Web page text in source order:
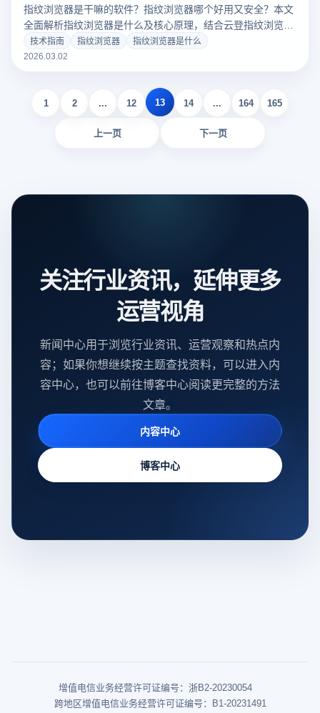
指纹浏览器是干嘛的软件？指纹浏览器哪个好用又安全？本文
全面解析指纹浏览器是什么及核心原理，结合云登指纹浏览器
功能，助你实现多账号稳定管理。
技术指南 指纹浏览器
指纹浏览器是什么
2026.03.02
上一页
1 2 ... 12 13 14 ... 164 165
下一页
关注行业资讯，延伸更多
运营视角
新闻中心用于浏览行业资讯、运营观察和热点内
容；如果你想继续按主题查找资料，可以进入内
容中心，也可以前往博客中心阅读更完整的方法
文章。
内容中心
博客中心
增值电信业务经营许可证编号：浙B2-20230054
跨地区增值电信业务经营许可证编号：B1-20231491